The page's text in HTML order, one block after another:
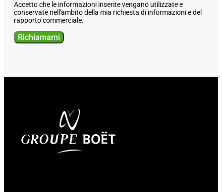
Accetto che le informazioni inserite vengano utilizzate e
conservate nell'ambito della mia richiesta di informazioni e del
rapporto commerciale.
Richiamami